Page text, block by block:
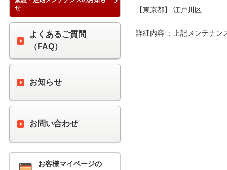
【東京都】 江戸川区
詳細内容 ：上記メンテナン
せ
よくあるご質問
（FAQ）
お知らせ
お問い合わせ
お客様マイページの